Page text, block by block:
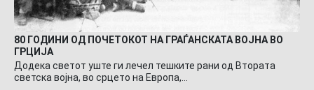
80 ГОДИНИ ОД ПОЧЕТОКОТ НА ГРАЃАНСКАТА ВОЈНА ВО
ГРЦИЈА
Додека светот уште ги лечел тешките рани од Втората
светска војна, во срцето на Европа,…